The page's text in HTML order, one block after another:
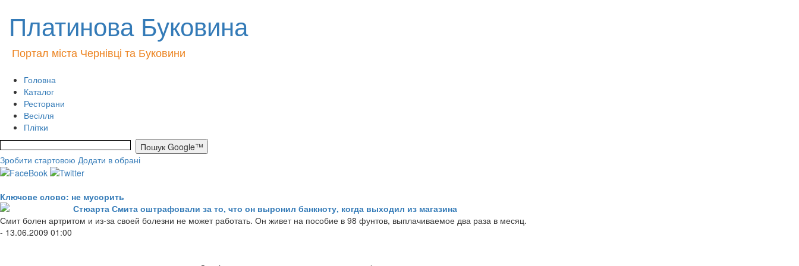
Платинова Буковина
Портал міста Чернівці та Буковини
Головна
Каталог
Ресторани
Весілля
Плітки
Зробити стартовою Додати в обрані
Ключове слово: не мусорить
Стюарта Смита оштрафовали за то, что он выронил банкноту, когда выходил из магазина
Смит болен артритом и из-за своей болезни не может работать. Он живет на пособие в 98 фунтов, выплачиваемое два раза в месяц.
- 13.06.2009 01:00